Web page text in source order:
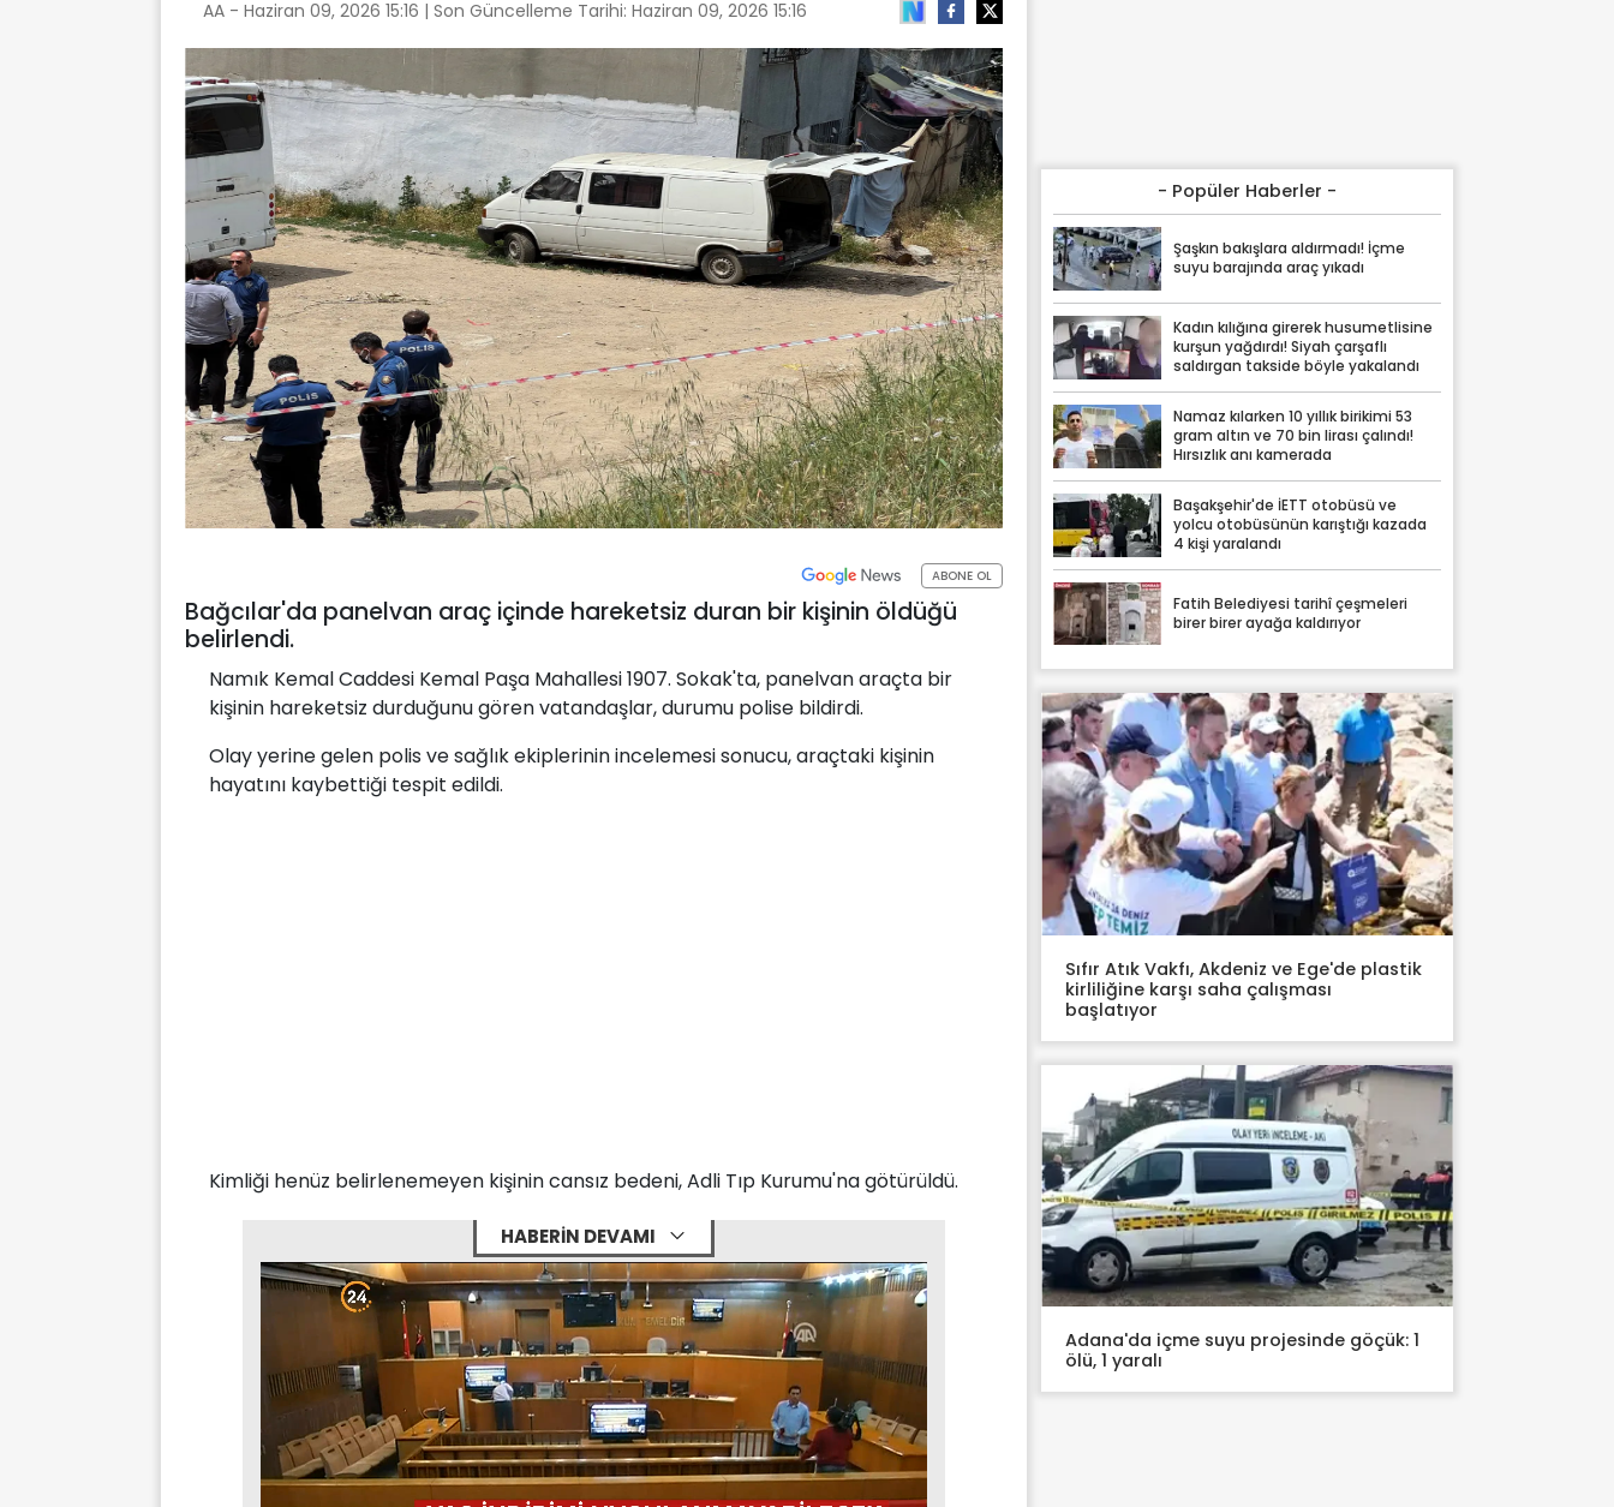
AA - Haziran 09, 2026 15:16 | Son Güncelleme Tarihi: Haziran 09, 2026 15:16
ABONE OL
Bağcılar'da panelvan araç içinde hareketsiz duran bir kişinin öldüğü
belirlendi.
Namık Kemal Caddesi Kemal Paşa Mahallesi 1907. Sokak'ta, panelvan araçta bir
kişinin hareketsiz durduğunu gören vatandaşlar, durumu polise bildirdi.
Olay yerine gelen polis ve sağlık ekiplerinin incelemesi sonucu, araçtaki kişinin
hayatını kaybettiği tespit edildi.
Kimliği henüz belirlenemeyen kişinin cansız bedeni, Adli Tıp Kurumu'na götürüldü.
HABERİN DEVAMI
- Popüler Haberler -
Şaşkın bakışlara aldırmadı! İçme
suyu barajında araç yıkadı
Kadın kılığına girerek husumetlisine
kurşun yağdırdı! Siyah çarşaflı
saldırgan takside böyle yakalandı
Namaz kılarken 10 yıllık birikimi 53
gram altın ve 70 bin lirası çalındı!
Hırsızlık anı kamerada
Başakşehir'de İETT otobüsü ve
yolcu otobüsünün karıştığı kazada
4 kişi yaralandı
Fatih Belediyesi tarihî çeşmeleri
birer birer ayağa kaldırıyor
Sıfır Atık Vakfı, Akdeniz ve Ege'de plastik
kirliliğine karşı saha çalışması
başlatıyor
Adana'da içme suyu projesinde göçük: 1
ölü, 1 yaralı